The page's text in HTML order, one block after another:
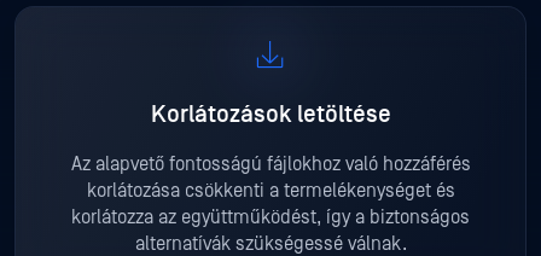
Korlátozások letöltése
Az alapvető fontosságú fájlokhoz való hozzáférés
korlátozása csökkenti a termelékenységet és
korlátozza az együttműködést, így a biztonságos
alternatívák szükségessé válnak.